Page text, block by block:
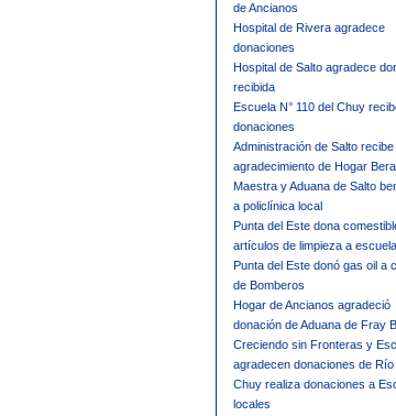
de Ancianos
Hospital de Rivera agradece
donaciones
Hospital de Salto agradece
recibida
Escuela N° 110 del Chuy
donaciones
Administración de Salto recibe
agradecimiento de Hogar
Maestra y Aduana de Salto
a policlínica local
Punta del Este dona
artículos de limpieza a
Punta del Este donó gas oil a
de Bomberos
Hogar de Ancianos agradeció
donación de Aduana de Fray
Creciendo sin Fronteras y
agradecen donaciones de
Chuy realiza donaciones a
locales